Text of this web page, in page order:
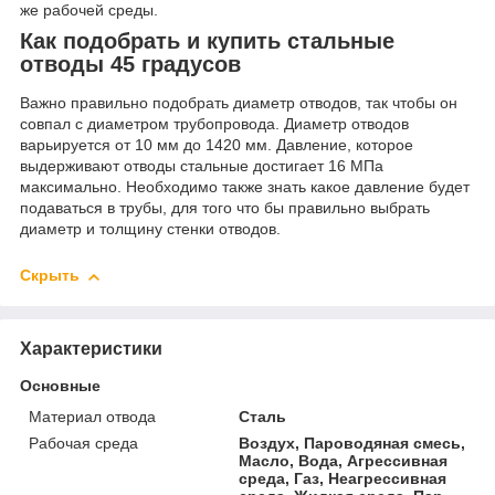
же рабочей среды.
Как подобрать и купить стальные
отводы 45 градусов
Важно правильно подобрать диаметр отводов, так чтобы он
совпал с диаметром трубопровода. Диаметр отводов
варьируется от 10 мм до 1420 мм. Давление, которое
выдерживают отводы стальные достигает 16 МПа
максимально. Необходимо также знать какое давление будет
подаваться в трубы, для того что бы правильно выбрать
диаметр и толщину стенки отводов.
Скрыть
Характеристики
Основные
Материал отвода
Сталь
Рабочая среда
Воздух, Пароводяная смесь,
Масло, Вода, Агрессивная
среда, Газ, Неагрессивная